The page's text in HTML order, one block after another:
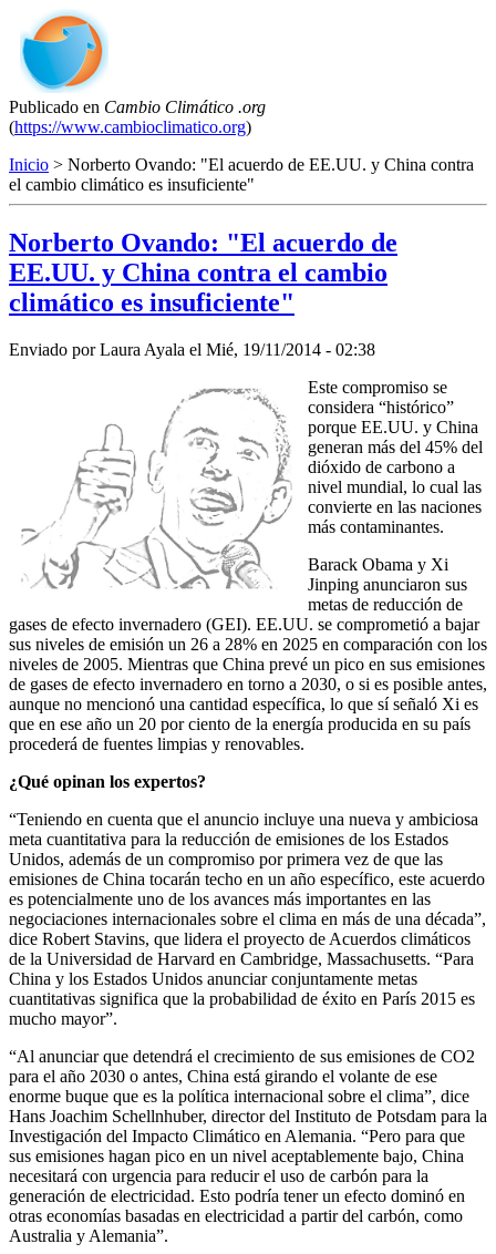
Publicado en Cambio Climático .org
(https://www.cambioclimatico.org)
Inicio > Norberto Ovando: "El acuerdo de EE.UU. y China contra
el cambio climático es insuficiente"
Norberto Ovando: "El acuerdo de
EE.UU. y China contra el cambio
climático es insuficiente"
Enviado porLaura Ayala el Mié, 19/11/2014 - 02:38
Este compromiso se
considera “histórico”
porque EE.UU. y China
generan más del 45% del
dióxido de carbono a
nivel mundial, lo cual las
convierte en las naciones
más contaminantes.
Barack Obama y Xi
Jinping anunciaron sus
metas de reducción de
gases de efecto invernadero (GEI). EE.UU. se comprometió a bajar
sus niveles de emisión un 26 a 28% en 2025 en comparación con los
niveles de 2005. Mientras que China prevé un pico en sus emisiones
de gases de efecto invernadero en torno a 2030, o si es posible antes,
aunque no mencionó una cantidad específica, lo que sí señaló Xi es
que en ese año un 20 por ciento de la energía producida en su país
procederá de fuentes limpias y renovables.
¿Qué opinan los expertos?
“Teniendo en cuenta que el anuncio incluye una nueva y ambiciosa
meta cuantitativa para la reducción de emisiones de los Estados
Unidos, además de un compromiso por primera vez de que las
emisiones de China tocarán techo en un año específico, este acuerdo
es potencialmente uno de los avances más importantes en las
negociaciones internacionales sobre el clima en más de una década”,
dice Robert Stavins, que lidera el proyecto de Acuerdos climáticos
de la Universidad de Harvard en Cambridge, Massachusetts. “Para
China y los Estados Unidos anunciar conjuntamente metas
cuantitativas significa que la probabilidad de éxito en París 2015 es
mucho mayor”.
“Al anunciar que detendrá el crecimiento de sus emisiones de CO2
para el año 2030 o antes, China está girando el volante de ese
enorme buque que es la política internacional sobre el clima”, dice
Hans Joachim Schellnhuber, director del Instituto de Potsdam para la
Investigación del Impacto Climático en Alemania. “Pero para que
sus emisiones hagan pico en un nivel aceptablemente bajo, China
necesitará con urgencia para reducir el uso de carbón para la
generación de electricidad. Esto podría tener un efecto dominó en
otras economías basadas en electricidad a partir del carbón, como
Australia y Alemania”.